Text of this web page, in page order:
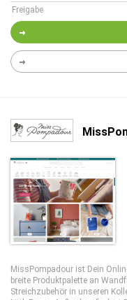
Freigabe
MissPompadour ist Dein
breite Produktpalette an
Streichzubehör in unseren